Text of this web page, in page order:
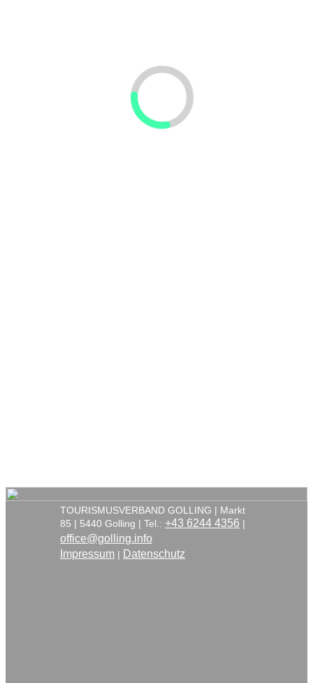
TOURISMUSVERBAND GOLLING | Markt
85 | 5440 Golling | Tel.: +43 6244 4356 |
office@golling.info
Impressum | Datenschutz